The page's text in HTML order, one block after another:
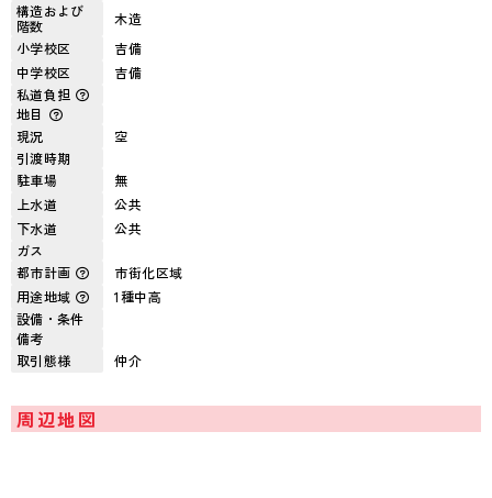
構造および
階数
木造
小学校区
吉備
中学校区
吉備
私道負担
地目
現況
空
引渡時期
駐車場
無
上水道
公共
下水道
公共
ガス
都市計画
市街化区域
用途地域
1種中高
設備・条件
備考
取引態様
仲介
周辺地図